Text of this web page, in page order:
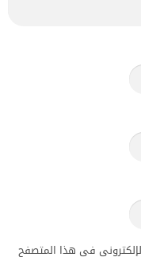
في هذا المتصفح